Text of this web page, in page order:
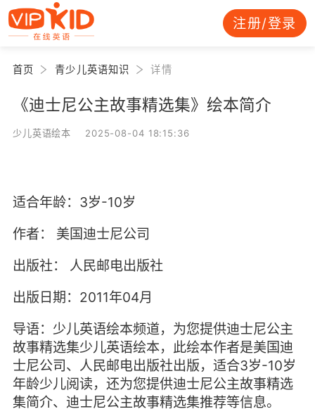
注册/登录
首页 青少儿英语知识 详情
《迪士尼公主故事精选集》绘本简介
少儿英语绘本 2025-08-04 18:15:36
适合年龄：3岁-10岁
作者：
美国迪士尼公司
出版社：
人民邮电出版社
出版日期：2011年04月
导语：少儿英语绘本频道，为您提供迪士尼公主
故事精选集少儿英语绘本，此绘本作者是美国迪
士尼公司、人民邮电出版社出版，适合3岁-10岁
年龄少儿阅读，还为您提供迪士尼公主故事精选
集简介、迪士尼公主故事精选集推荐等信息。